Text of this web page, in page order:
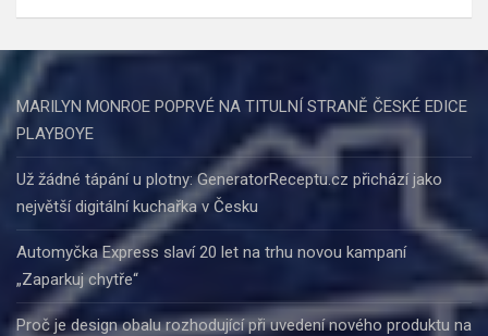
MARILYN MONROE POPRVÉ NA TITULNÍ STRANĚ ČESKÉ EDICE
PLAYBOYE
Už žádné tápání u plotny: GeneratorReceptu.cz přichází jako
největší digitální kuchařka v Česku
Automyčka Express slaví 20 let na trhu novou kampaní
„Zaparkuj chytře“
Proč je design obalu rozhodující při uvedení nového produktu na